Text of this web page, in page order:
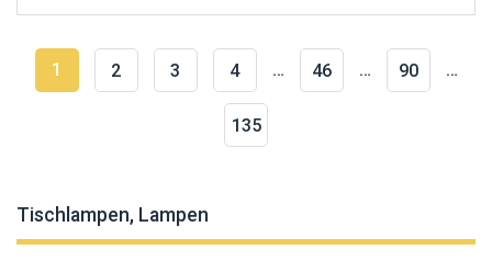
1 2 3 4 … 46 … 90 …
135
Tischlampen, Lampen